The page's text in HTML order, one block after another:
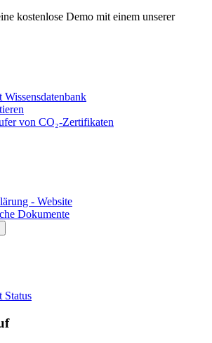
kostenlose Demo mit einem unserer
von CO₂-Zertifikaten
- Website
Dokumente
Status